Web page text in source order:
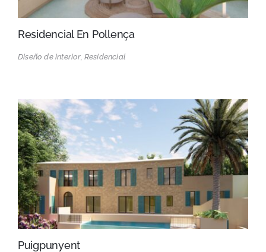
Residencial En Pollença
Diseño de interior, Residencial
Puigpunyent